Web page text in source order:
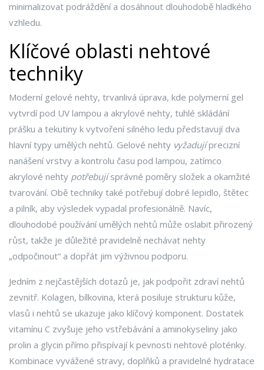
minimalizovat podráždění a dosáhnout dlouhodobě hladkého
vzhledu.
Klíčové oblasti nehtové
techniky
Moderní gelové nehty, trvanlivá úprava, kde polymerní gel
vytvrdí pod UV lampou a akrylové nehty, tuhlé skládání
prášku a tekutiny k vytvoření silného ledu představují dva
hlavní typy umělých nehtů. Gelové nehty vyžadujíprecizní
nanášení vrstvy a kontrolu času pod lampou, zatímco
akrylové nehty potřebujísprávné poměry složek a okamžité
tvarování. Obě techniky také potřebují dobré lepidlo, štětec
a pilník, aby výsledek vypadal profesionálně. Navíc,
dlouhodobé používání umělých nehtů může oslabit přirozený
růst, takže je důležité pravidelně nechávat nehty
„odpočinout“ a dopřát jim výživnou podporu.
Jedním z nejčastějších dotazů je, jak podpořit zdraví nehtů
zevnitř. Kolagen, bílkovina, která posiluje strukturu kůže,
vlasů i nehtů se ukazuje jako klíčový komponent. Dostatek
vitamínu C zvyšuje jeho vstřebávání a aminokyseliny jako
prolin a glycin přímo přispívají k pevnosti nehtové ploténky.
Kombinace vyvážené stravy, doplňků a pravidelné hydratace